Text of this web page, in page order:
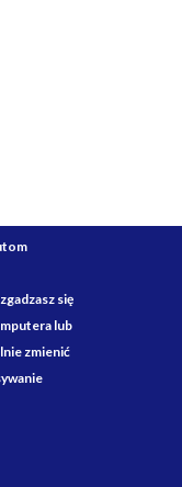
się
lub
zmienić